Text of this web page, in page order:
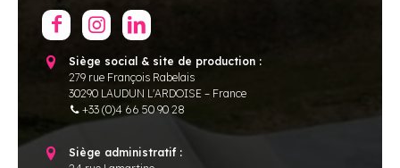
Siège social & site de production :
279 rue François Rabelais
30290 LAUDUN L'ARDOISE – France
+33 (0)4 66 50 90 28
Siège administratif :